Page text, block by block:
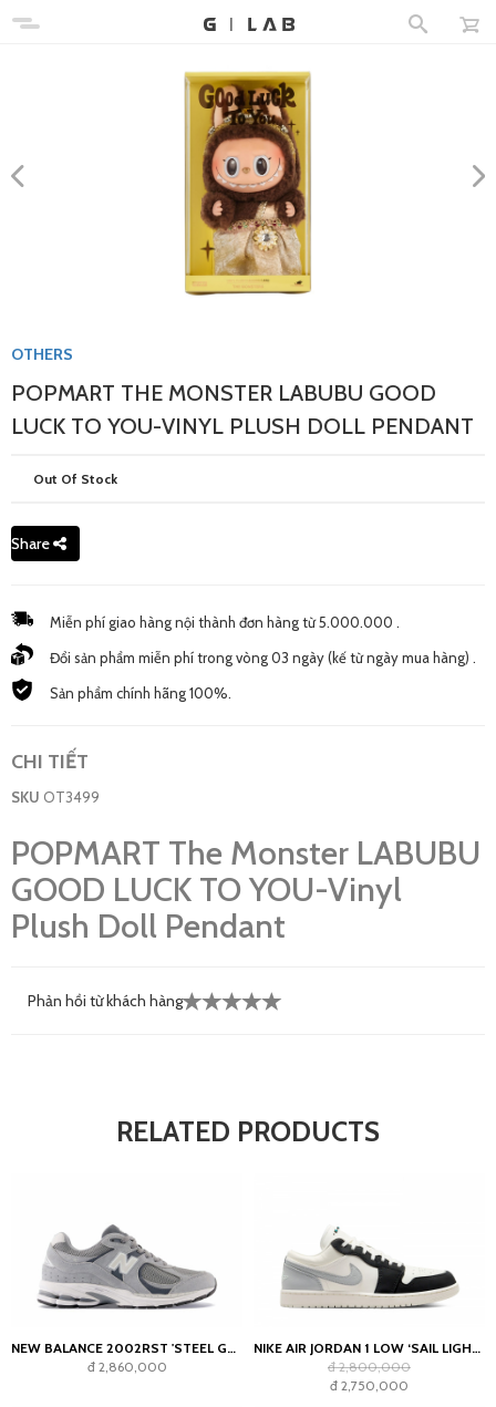
OTHERS
POPMART THE MONSTER LABUBU GOOD
LUCK TO YOU-VINYL PLUSH DOLL PENDANT
Out Of Stock
Share
Miễn phí giao hàng nội thành đơn hàng từ 5.000.000 .
Đổi sản phẩm miễn phí trong vòng 03 ngày (kế từ ngày mua hàng) .
Sản phẩm chính hãng 100%.
CHI TIẾT
SKU OT3499
POPMART The Monster LABUBU
GOOD LUCK TO YOU-Vinyl
Plush Doll Pendant
Phản hồi từ khách hàng
RELATED PRODUCTS
NEW BALANCE 2002RST 'STEEL GREY'
đ 2,860,000
NIKE AIR JORDAN 1 LOW ‘SAIL LIGHT SMOKE GREY’
đ 2,800,000
đ 2,750,000